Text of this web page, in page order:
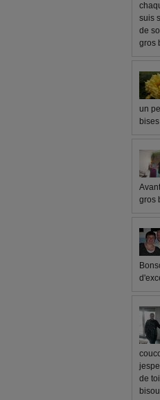
suis
de
gros
un
bises
gros
de